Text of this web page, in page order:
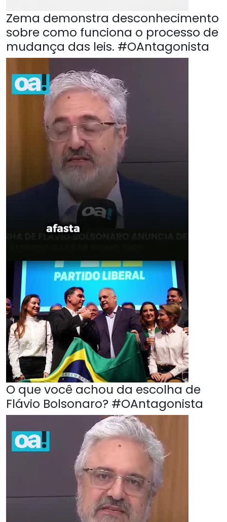
Zema demonstra desconhecimento
sobre como funciona o processo de
mudança das leis. #OAntagonista
O que você achou da escolha de
Flávio Bolsonaro? #OAntagonista